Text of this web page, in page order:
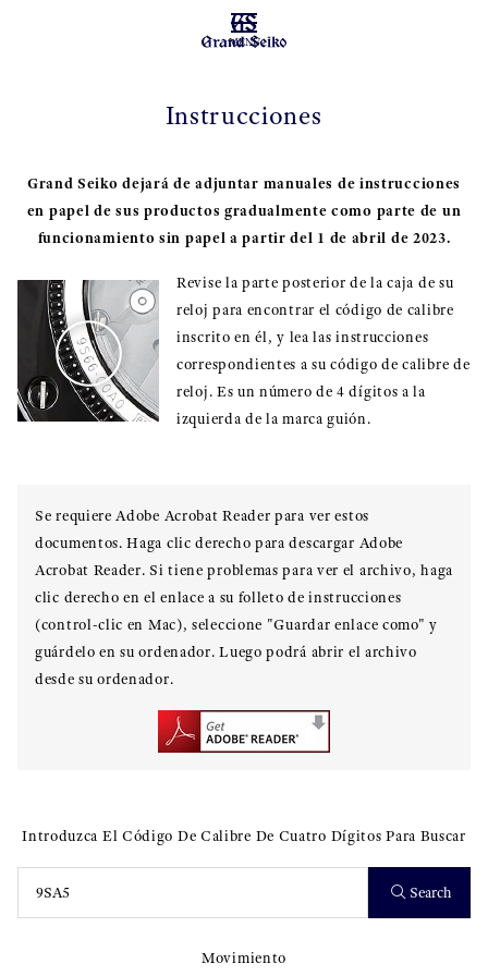
MENU
Instrucciones
Grand Seiko dejará de adjuntar manuales de instrucciones
en papel de sus productos gradualmente como parte de un
funcionamiento sin papel a partir del 1 de abril de 2023.
Revise la parte posterior de la caja de su
reloj para encontrar el código de calibre
inscrito en él, y lea las instrucciones
correspondientes a su código de calibre de
reloj. Es un número de 4 dígitos a la
izquierda de la marca guión.
Se requiere Adobe Acrobat Reader para ver estos
documentos. Haga clic derecho para descargar Adobe
Acrobat Reader. Si tiene problemas para ver el archivo, haga
clic derecho en el enlace a su folleto de instrucciones
(control-clic en Mac), seleccione "Guardar enlace como" y
guárdelo en su ordenador. Luego podrá abrir el archivo
desde su ordenador.
Introduzca El Código De Calibre De Cuatro Dígitos Para Buscar
Search
Movimiento